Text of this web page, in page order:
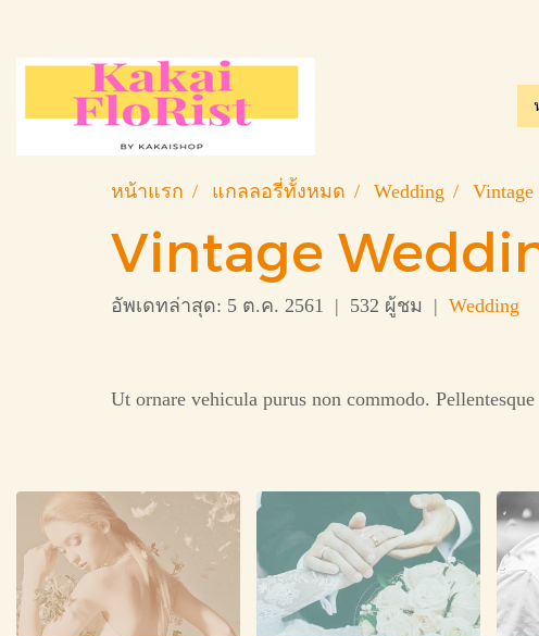
หน้าแรก แกลลอรี่ทั้งหมด Wedding Vintage
Vintage
อัพเดทล่าสุด: 5 ต.ค. 2561 | 532 ผู้ชม | Wedding
Ut ornare vehicula purus non commodo.